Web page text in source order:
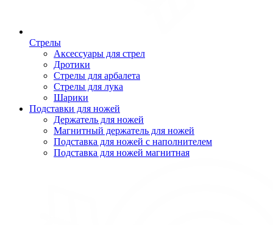
Стрелы
Аксессуары для стрел
Дротики
Стрелы для арбалета
Стрелы для лука
Шарики
Подставки для ножей
Держатель для ножей
Магнитный держатель для ножей
Подставка для ножей с наполнителем
Подставка для ножей магнитная